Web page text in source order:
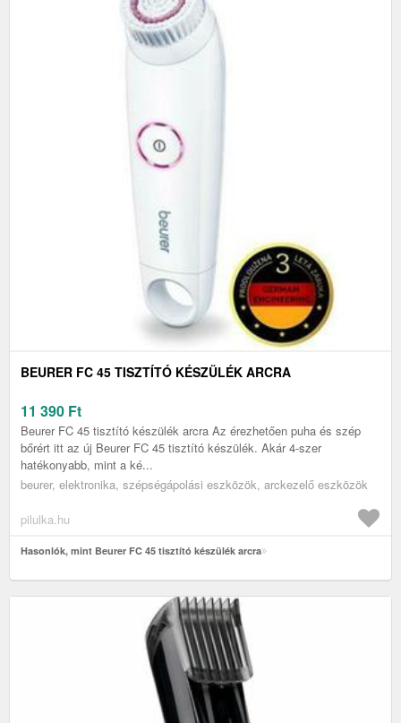
BEURER FC 45 TISZTÍTÓ KÉSZÜLÉK ARCRA
11 390 Ft
Beurer FC 45 tisztító készülék arcra Az érezhetően puha és szép
bőrért itt az új Beurer FC 45 tisztító készülék. Akár 4-szer
hatékonyabb, mint a ké...
beurer, elektronika, szépségápolási eszközök, arckezelő eszközök
pilulka.hu
Hasonlók, mint Beurer FC 45 tisztító készülék arcra